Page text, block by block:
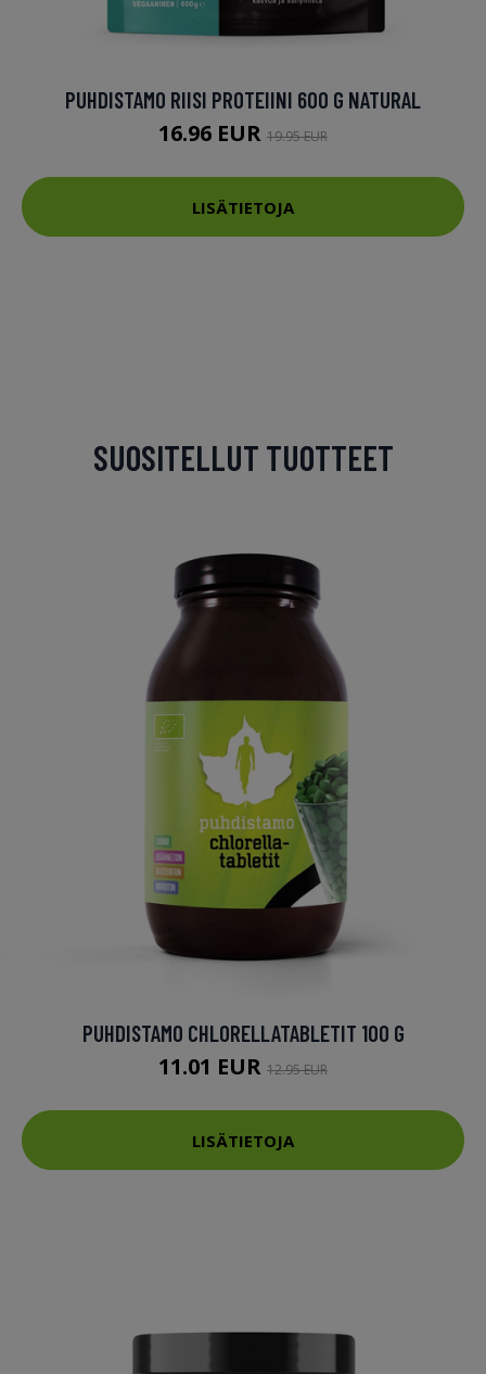
PUHDISTAMO RIISI PROTEIINI 600 G NATURAL
16.96 EUR 19.95 EUR
LISÄTIETOJA
SUOSITELLUT TUOTTEET
PUHDISTAMO CHLORELLATABLETIT 100 G
11.01 EUR 12.95 EUR
LISÄTIETOJA